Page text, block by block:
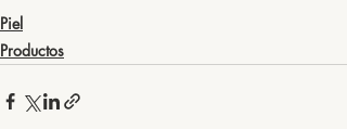
Piel
Productos